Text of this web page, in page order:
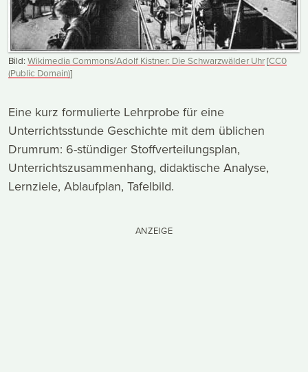
Bild:Wikimedia Commons/Adolf Kistner: Die Schwarzwälder Uhr[CC0
(Public Domain)]
Eine kurz formulierte Lehrprobe für eine
Unterrichtsstunde Geschichte mit dem üblichen
Drumrum: 6-stündiger Stoffverteilungsplan,
Unterrichtszusammenhang, didaktische Analyse,
Lernziele, Ablaufplan, Tafelbild.
ANZEIGE